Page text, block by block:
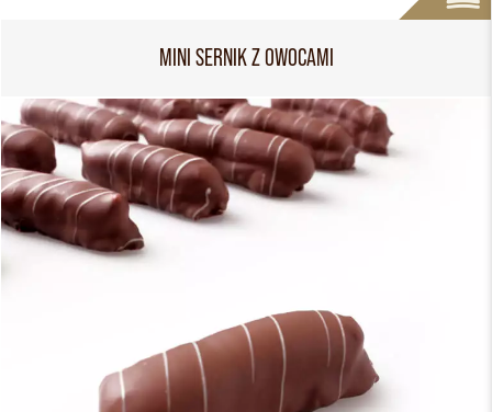
MINI SERNIK Z OWOCAMI